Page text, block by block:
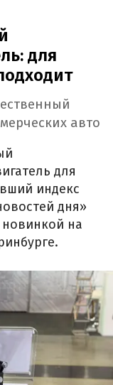
для
авто
для
индекс
дня»
новинкой на